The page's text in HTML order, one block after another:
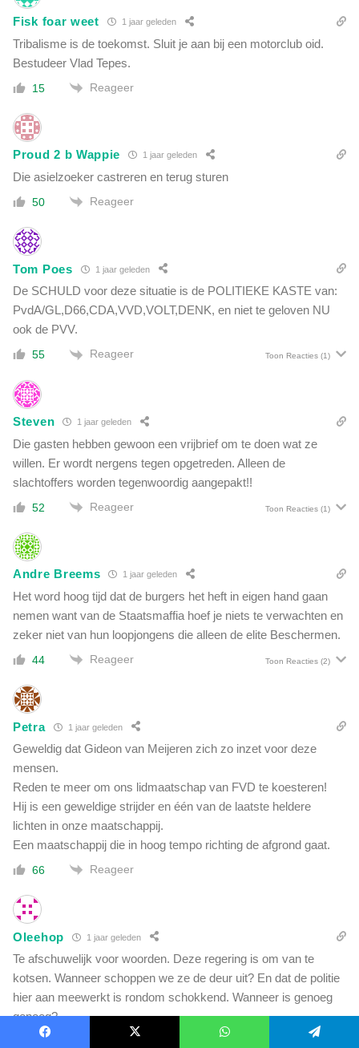
Fisk foar weet 1 jaar geleden
Tribalisme is de toekomst. Sluit je aan bij een motorclub oid.
Bestudeer Vlad Tepes.
15 Reageer
Proud 2 b Wappie 1 jaar geleden
Die asielzoeker castreren en terug sturen
50 Reageer
Tom Poes 1 jaar geleden
De SCHULD voor deze situatie is de POLITIEKE KASTE van:
PvdA/GL,D66,CDA,VVD,VOLT,DENK, en niet te geloven NU
ook de PVV.
55 Reageer Toon Reacties (1)
Steven 1 jaar geleden
Die gasten hebben gewoon een vrijbrief om te doen wat ze
willen. Er wordt nergens tegen opgetreden. Alleen de
slachtoffers worden tegenwoordig aangepakt!!
52 Reageer Toon Reacties (1)
Andre Breems 1 jaar geleden
Het word hoog tijd dat de burgers het heft in eigen hand gaan
nemen want van de Staatsmaffia hoef je niets te verwachten en
zeker niet van hun loopjongens die alleen de elite Beschermen.
44 Reageer Toon Reacties (2)
Petra 1 jaar geleden
Geweldig dat Gideon van Meijeren zich zo inzet voor deze
mensen.
Reden te meer om ons lidmaatschap van FVD te koesteren!
Hij is een geweldige strijder en één van de laatste heldere
lichten in onze maatschappij.
Een maatschappij die in hoog tempo richting de afgrond gaat.
66 Reageer
Oleehop 1 jaar geleden
Te afschuwelijk voor woorden. Deze regering is om van te
kotsen. Wanneer schoppen we ze de deur uit? En dat de politie
hier aan meewerkt is rondom schokkend. Wanneer is genoeg
genoeg?
47 Reageer